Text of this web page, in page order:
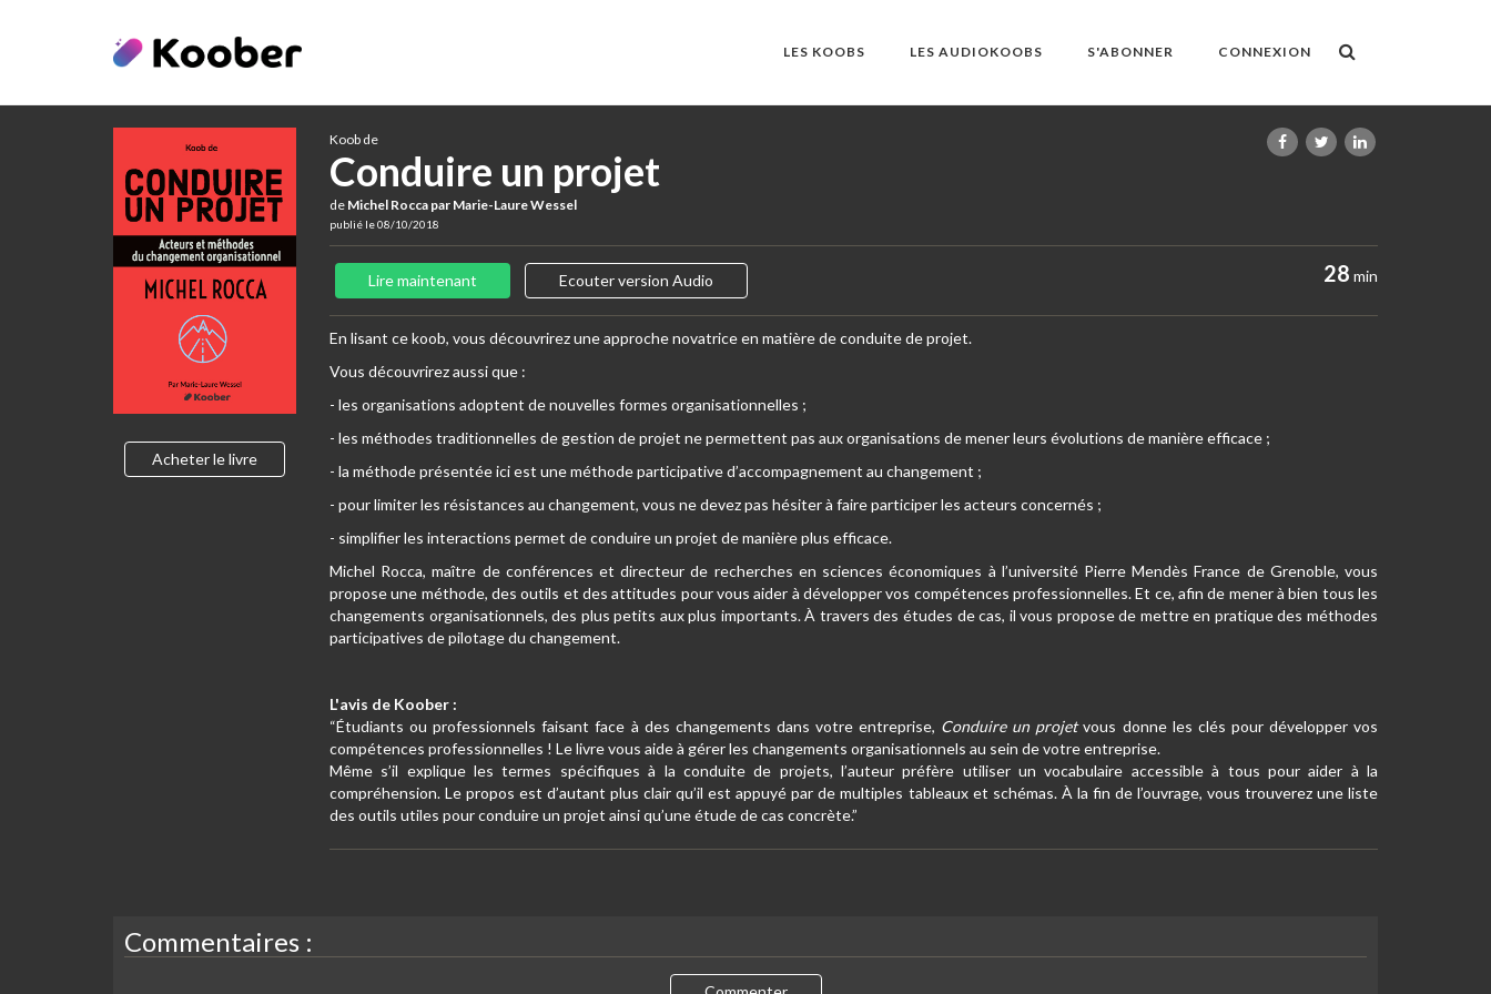
LES KOOBS LES AUDIOKOOBS S'ABONNER CONNEXION
Acheter le livre
Koob de
Conduire un projet
de Michel Rocca par Marie-Laure Wessel
publié le 08/10/2018
28 min
Lire maintenant Ecouter version Audio
En lisant ce koob, vous découvrirez une approche novatrice en matière de conduite de projet.
Vous découvrirez aussi que :
- les organisations adoptent de nouvelles formes organisationnelles ;
- les méthodes traditionnelles de gestion de projet ne permettent pas aux organisations de mener leurs évolutions de manière efficace ;
- la méthode présentée ici est une méthode participative d’accompagnement au changement ;
- pour limiter les résistances au changement, vous ne devez pas hésiter à faire participer les acteurs concernés ;
- simplifier les interactions permet de conduire un projet de manière plus efficace.
Michel Rocca, maître de conférences et directeur de recherches en sciences économiques à l’université Pierre Mendès France de Grenoble, vous
propose une méthode, des outils et des attitudes pour vous aider à développer vos compétences professionnelles. Et ce, afin de mener à bien tous les
changements organisationnels, des plus petits aux plus importants. À travers des études de cas, il vous propose de mettre en pratique des méthodes
participatives de pilotage du changement.
L'avis de Koober :
“Étudiants ou professionnels faisant face à des changements dans votre entreprise, Conduire un projetvous donne les clés pour développer vos
compétences professionnelles ! Le livre vous aide à gérer les changements organisationnels au sein de votre entreprise.
Même s’il explique les termes spécifiques à la conduite de projets, l’auteur préfère utiliser un vocabulaire accessible à tous pour aider à la
compréhension. Le propos est d’autant plus clair qu’il est appuyé par de multiples tableaux et schémas. À la fin de l’ouvrage, vous trouverez une liste
des outils utiles pour conduire un projet ainsi qu’une étude de cas concrète.”
Commentaires :